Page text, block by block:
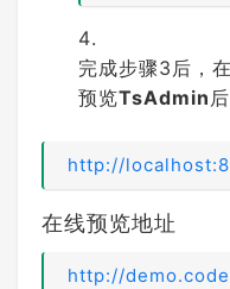
完成步骤3后，
预览TsAdmin
http://
在线预览地址
http://